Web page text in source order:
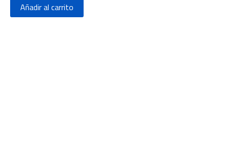
Añadir al carrito